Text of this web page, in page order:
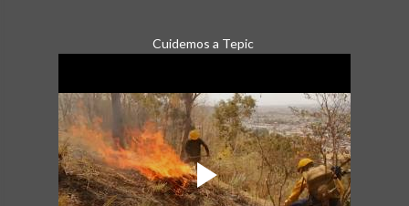
Cuidemos a Tepic